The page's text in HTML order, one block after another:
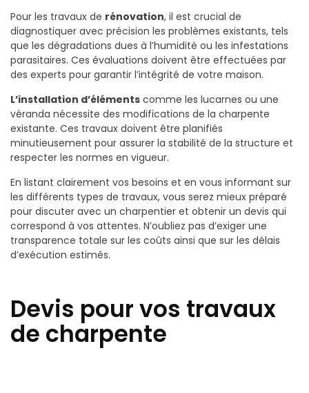
Pour les travaux de rénovation, il est crucial de
diagnostiquer avec précision les problèmes existants, tels
que les dégradations dues à l’humidité ou les infestations
parasitaires. Ces évaluations doivent être effectuées par
des experts pour garantir l’intégrité de votre maison.
L’installation d’éléments comme les lucarnes ou une
véranda nécessite des modifications de la charpente
existante. Ces travaux doivent être planifiés
minutieusement pour assurer la stabilité de la structure et
respecter les normes en vigueur.
En listant clairement vos besoins et en vous informant sur
les différents types de travaux, vous serez mieux préparé
pour discuter avec un charpentier et obtenir un devis qui
correspond à vos attentes. N’oubliez pas d’exiger une
transparence totale sur les coûts ainsi que sur les délais
d’exécution estimés.
Devis pour vos travaux
de charpente